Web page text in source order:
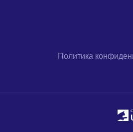
Политика